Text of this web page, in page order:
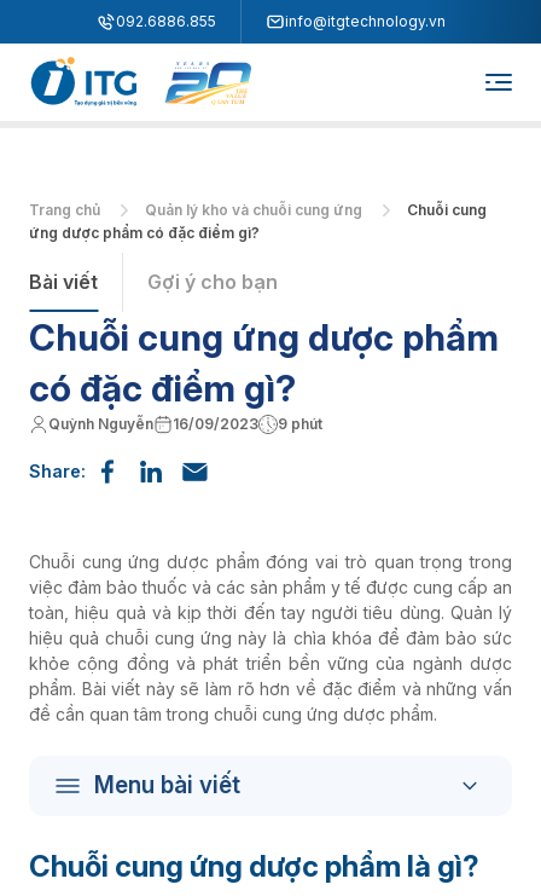
092.6886.855 info@itgtechnology.vn
Trang chủ Quản lý kho và chuỗi cung ứng
Chuỗi cung
ứng dược phẩm có đặc điểm gì?
Bài viết Gợi ý cho bạn
Chuỗi cung ứng dược phẩm
có đặc điểm gì?
Quỳnh Nguyễn 16/09/2023 9 phút
Share:
Chuỗi cung ứng dược phẩm đóng vai trò quan trọng trong
việc đảm bảo thuốc và các sản phẩm y tế được cung cấp an
toàn, hiệu quả và kịp thời đến tay người tiêu dùng. Quản lý
hiệu quả chuỗi cung ứng này là chìa khóa để đảm bảo sức
khỏe cộng đồng và phát triển bền vững của ngành dược
phẩm. Bài viết này sẽ làm rõ hơn về đặc điểm và những vấn
đề cần quan tâm trong chuỗi cung ứng dược phẩm.
Menu bài viết
Chuỗi cung ứng dược phẩm là gì?